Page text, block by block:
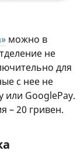
можно в
не
для
с нее не
или GooglePay.
– 20 гривен.